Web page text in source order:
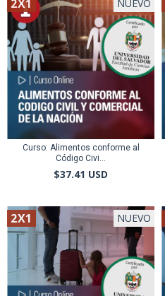
2X1 NUEVO
Curso: Alimentos conforme al
Código Civi...
$37.41 USD
2X1 NUEVO